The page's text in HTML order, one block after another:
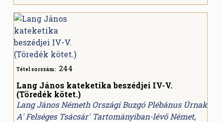
Tétel sorszám: 244
Lang János kateketika beszédjei IV-V.
(Töredék kötet.)
Lang János Németh Országi Buzgó Plébánus Úrnak
A' Felséges Tsácsár' Tartományiban-lévö Német,